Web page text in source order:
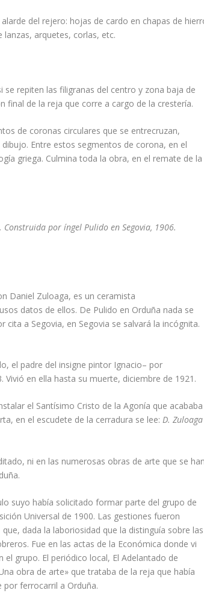
del rejero: hojas de cardo en chapas de
arquetes, corlas, etc.
repiten las filigranas del centro y zona baja de
final de la reja que corre a cargo de la cresterí­a.
de coronas circulares que se entrecruzan,
Entre estos segmentos de corona, en el
griega. Culmina toda la obra, en el remate de la
por íngel Pulido en Segovia, 1906.
Daniel Zuloaga, es un ceramista
datos de ellos. De Pulido en Orduña nada se
a Segovia, en Segovia se salvará la incógnita.
el padre del insigne pintor Ignacio– por
en ella hasta su muerte, diciembre de 1921.
el Santí­simo Cristo de la Agoní­a que acababa
en el escudete de la cerradura se lee:D. Zuloaga
ni en las numerosas obras de arte que se
suyo habí­a solicitado formar parte del grupo de
Universal de 1900. Las gestiones fueron
dada la laboriosidad que la distinguí­a sobre las
Fue en las actas de la Económica donde vi
el grupo. El periódico local, El Adelantado de
obra de arte» que trataba de la reja que habí­a
ferrocarril a Orduña.